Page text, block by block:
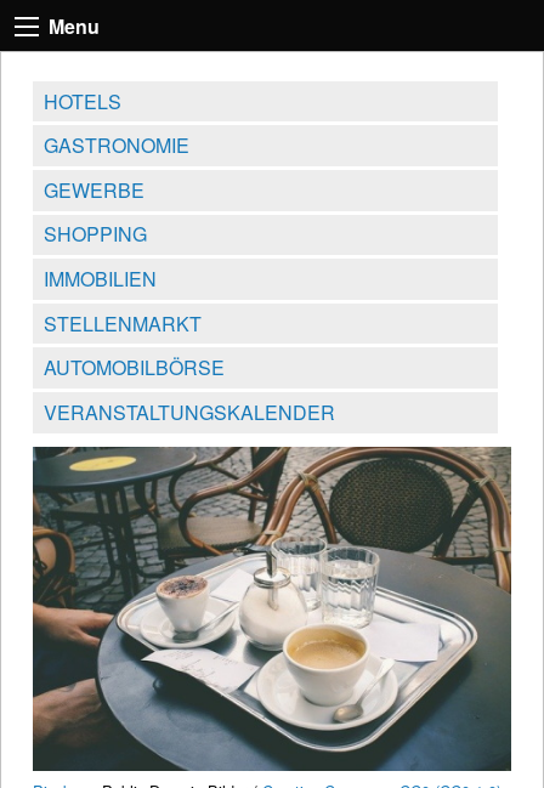
Menu
HOTELS
GASTRONOMIE
GEWERBE
SHOPPING
IMMOBILIEN
STELLENMARKT
AUTOMOBILBÖRSE
VERANSTALTUNGSKALENDER